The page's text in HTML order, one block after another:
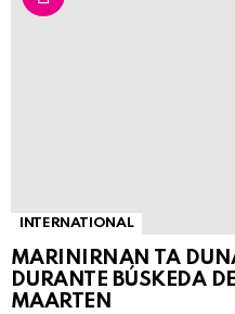
INTERNATIONAL
MARINIRNAN TA
DURANTE BÚSKEDA
MAARTEN